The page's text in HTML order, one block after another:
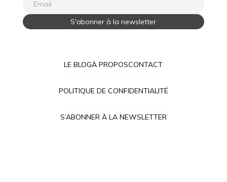
LE BLOGÀ PROPOSCONTACT
POLITIQUE DE CONFIDENTIALITÉ
S’ABONNER À LA NEWSLETTER